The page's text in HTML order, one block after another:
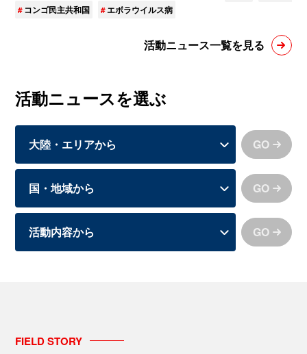
コンゴ民主共和国 エボラウイルス病
活動ニュース一覧を見る
活動ニュースを選ぶ
GO
GO
GO
FIELDSTORY